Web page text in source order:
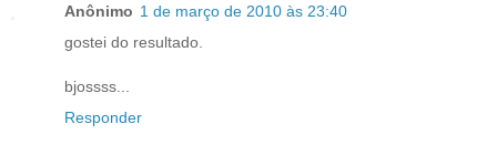
Anônimo 1 de março de 2010 às 23:40
gostei do resultado.
bjossss...
Responder